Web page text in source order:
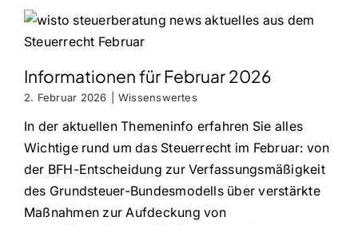
Informationen für Februar 2026
2. Februar 2026 Wissenswertes
In der aktuellen Themeninfo erfahren Sie alles
Wichtige rund um das Steuerrecht im Februar: von
der BFH-Entscheidung zur Verfassungsmäßigkeit
des Grundsteuer-Bundesmodells über verstärkte
Maßnahmen zur Aufdeckung von